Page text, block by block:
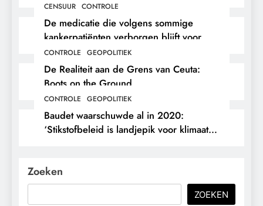
CENSUUR CONTROLE
De medicatie die volgens sommige
kankerpatiënten verborgen blijft voor
hun eigen arts.
CONTROLE GEOPOLITIEK
De Realiteit aan de Grens van Ceuta:
Boots on the Ground.
CONTROLE GEOPOLITIEK
Baudet waarschuwde al in 2020:
‘Stikstofbeleid is landjepik voor klimaat
Zoeken
ZOEKEN